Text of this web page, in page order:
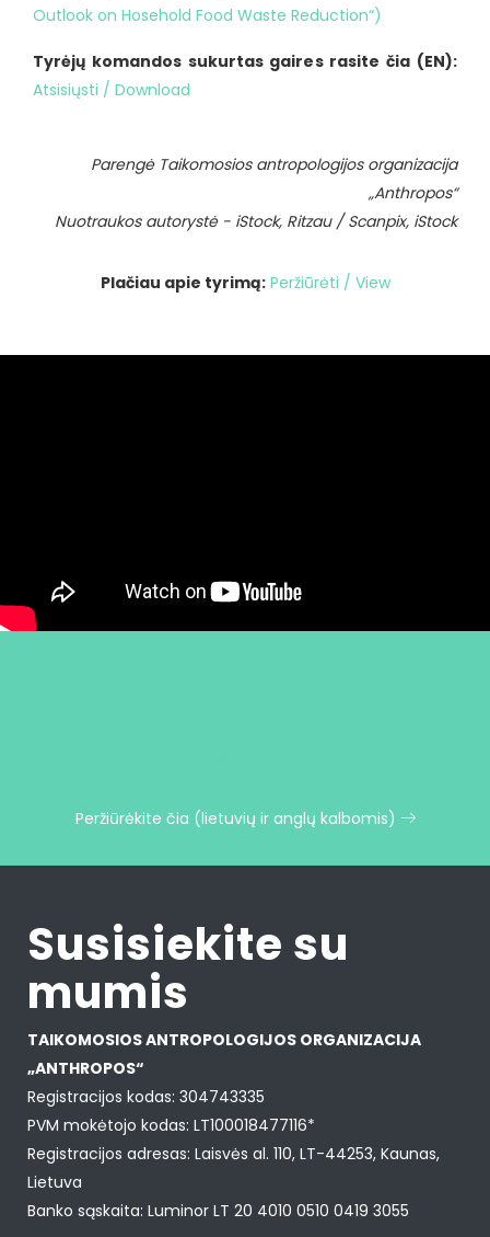
Outlook on Hosehold Food Waste Reduction“)
Tyrėjų komandos sukurtas gaires rasite čia (EN):
Atsisiųsti / Download
Parengė Taikomosios antropologijos organizacija
„Anthropos“
Nuotraukos autorystė - iStock, Ritzau / Scanpix, iStock
Plačiau apie tyrimą:Peržiūrėti / View
Peržiūrėkite čia (lietuvių ir anglų kalbomis)
Susisiekite su
mumis
TAIKOMOSIOS ANTROPOLOGIJOS ORGANIZACIJA
„ANTHROPOS“
Registracijos kodas: 304743335
PVM mokėtojo kodas: LT100018477116*
Registracijos adresas: Laisvės al. 110, LT-44253, Kaunas,
Lietuva
Banko sąskaita: Luminor LT 20 4010 0510 0419 3055